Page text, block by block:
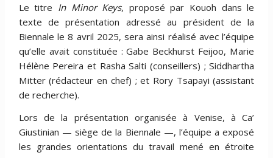
Le titre In Minor Keys, proposé par Kouoh dans le
texte de présentation adressé au président de la
Biennale le 8 avril 2025, sera ainsi réalisé avec l’équipe
qu’elle avait constituée : Gabe Beckhurst Feijoo, Marie
Hélène Pereira et Rasha Salti (conseillers) ; Siddhartha
Mitter (rédacteur en chef) ; et Rory Tsapayi (assistant
de recherche).
Lors de la présentation organisée à Venise, à Ca’
Giustinian — siège de la Biennale —, l’équipe a exposé
les grandes orientations du travail mené en étroite